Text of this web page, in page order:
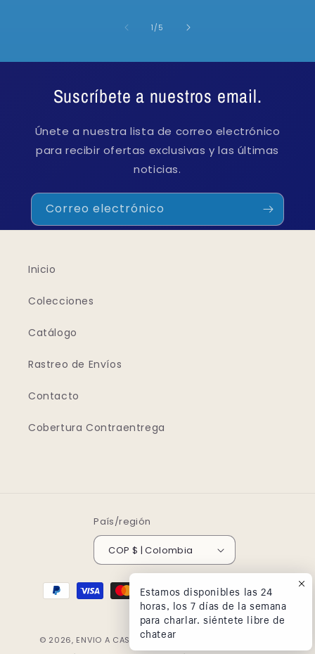
1 /de
5
Suscríbete a nuestros email.
Únete a nuestra lista de correo electrónico
para recibir ofertas exclusivas y las últimas
noticias.
Correo electrónico
Inicio
Colecciones
Catálogo
Rastreo de Envíos
Contacto
Cobertura Contraentrega
País/región
COP $ | Colombia
Formas
© 2026, ENVIO A CASA.COM.CO
Estamos disponibles las 24
horas, los 7 días de la semana
para charlar. siéntete libre de
chatear